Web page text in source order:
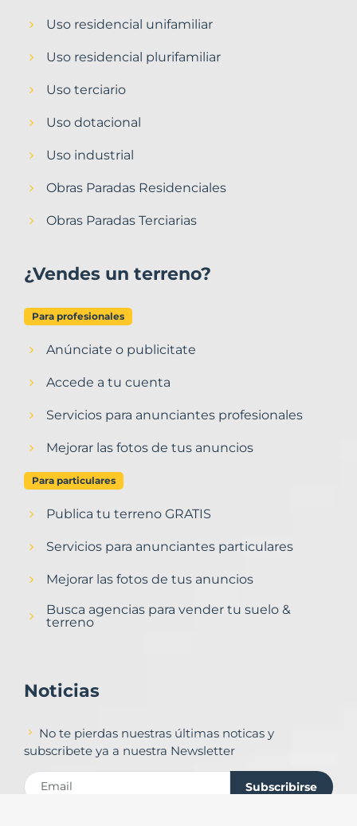
Uso residencial unifamiliar
Uso residencial plurifamiliar
Uso terciario
Uso dotacional
Uso industrial
Obras Paradas Residenciales
Obras Paradas Terciarias
¿Vendes un terreno?
Para profesionales
Anúnciate o publicitate
Accede a tu cuenta
Servicios para anunciantes profesionales
Mejorar las fotos de tus anuncios
Para particulares
Publica tu terreno GRATIS
Servicios para anunciantes particulares
Mejorar las fotos de tus anuncios
Busca agencias para vender tu suelo &
terreno
Noticias
No te pierdas nuestras últimas noticas y
subscribete ya a nuestra Newsletter
Subscribirse